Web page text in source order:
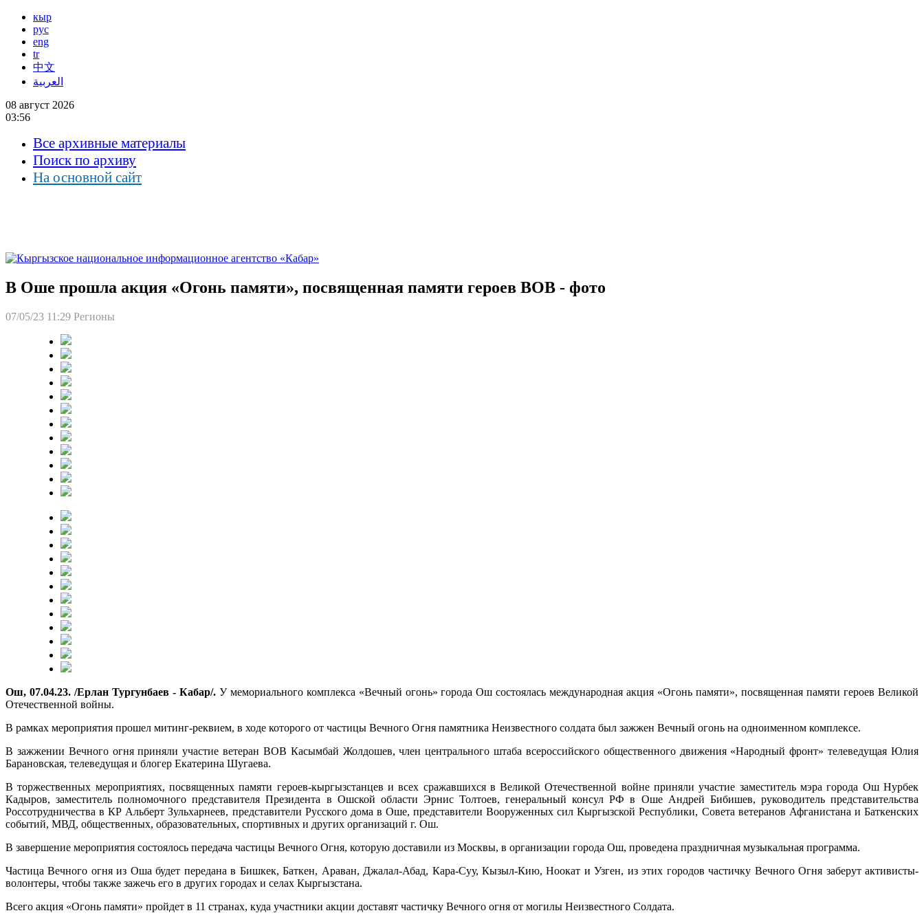
кыр
рус
eng
tr
中文
العربية
08 август 2026
03:56
Все архивные материалы
Поиск по архиву
На основной сайт
В Оше прошла акция «Огонь памяти», посвященная памяти героев ВОВ - фото
07/05/23 11:29 Регионы
Ош, 07.04.23. /Ерлан Тургунбаев - Кабар/.У мемориального комплекса «Вечный огонь» города Ош состоялась международная акция «Огонь памяти», посвященная памяти героев Великой
Отечественной войны.
В рамках мероприятия прошел митинг-реквием, в ходе которого от частицы Вечного Огня памятника Неизвестного солдата был зажжен Вечный огонь на одноименном комплексе.
В зажжении Вечного огня приняли участие ветеран ВОВ Касымбай Жолдошев, член центрального штаба всероссийского общественного движения «Народный фронт» телеведущая Юлия
Барановская, телеведущая и блогер Екатерина Шугаева.
В торжественных мероприятиях, посвященных памяти героев-кыргызстанцев и всех сражавшихся в Великой Отечественной войне приняли участие заместитель мэра города Ош Нурбек
Кадыров, заместитель полномочного представителя Президента в Ошской области Эрнис Толтоев, генеральный консул РФ в Оше Андрей Бибишев, руководитель представительства
Россотрудничества в КР Альберт Зульхарнеев, представители Русского дома в Оше, представители Вооруженных сил Кыргызской Республики, Совета ветеранов Афганистана и Баткенских
событий, МВД, общественных, образовательных, спортивных и других организаций г. Ош.
В завершение мероприятия состоялось передача частицы Вечного Огня, которую доставили из Москвы, в организации города Ош, проведена праздничная музыкальная программа.
Частица Вечного огня из Оша будет передана в Бишкек, Баткен, Араван, Джалал-Абад, Кара-Суу, Кызыл-Кию, Ноокат и Узген, из этих городов частичку Вечного Огня заберут активисты-
волонтеры, чтобы также зажечь его в других городах и селах Кыргызстана.
Всего акция «Огонь памяти» пройдет в 11 странах, куда участники акции доставят частичку Вечного огня от могилы Неизвестного Солдата.